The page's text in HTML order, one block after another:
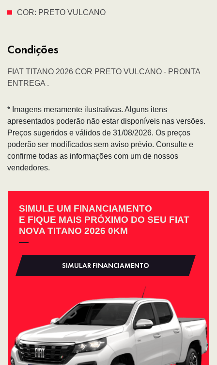
COR: PRETO VULCANO
Condições
FIAT TITANO 2026 COR PRETO VULCANO - PRONTA
ENTREGA .
* Imagens meramente ilustrativas. Alguns itens
apresentados poderão não estar disponíveis nas versões.
Preços sugeridos e válidos de 31/08/2026. Os preços
poderão ser modificados sem aviso prévio. Consulte e
confirme todas as informações com um de nossos
vendedores.
SIMULE UM FINANCIAMENTO
E FIQUE MAIS PRÓXIMO DO SEU FIAT
NOVA TITANO 2026 0KM
SIMULAR FINANCIAMENTO